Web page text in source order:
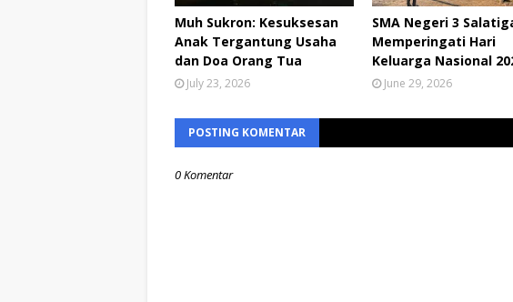
Muh Sukron: Kesuksesan
Anak Tergantung Usaha
dan Doa Orang Tua
July 23, 2026
SMA Negeri 3
Memperingati Hari
Keluarga Nasional
June 29, 2026
POSTING KOMENTAR
0 Komentar